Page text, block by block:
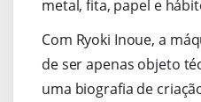
metal, fita, papel e
Com Ryoki Inoue, a
de ser apenas objeto
uma biografia de